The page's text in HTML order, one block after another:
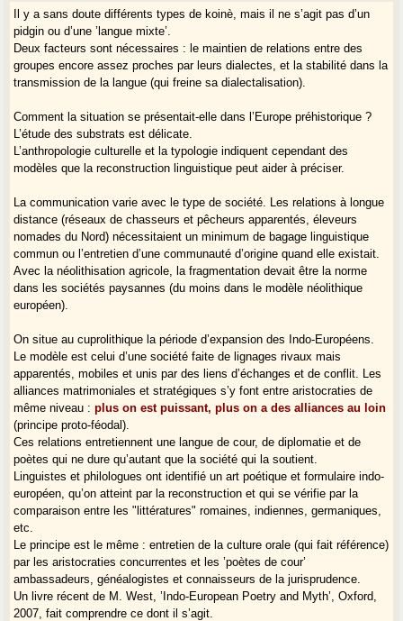
Il y a sans doute différents types de koinè, mais il ne s’agit pas d’un
pidgin ou d’une ’langue mixte’.
Deux facteurs sont nécessaires : le maintien de relations entre des
groupes encore assez proches par leurs dialectes, et la stabilité dans la
transmission de la langue (qui freine sa dialectalisation).
Comment la situation se présentait-elle dans l’Europe préhistorique ?
L’étude des substrats est délicate.
L’anthropologie culturelle et la typologie indiquent cependant des
modèles que la reconstruction linguistique peut aider à préciser.
La communication varie avec le type de société. Les relations à longue
distance (réseaux de chasseurs et pêcheurs apparentés, éleveurs
nomades du Nord) nécessitaient un minimum de bagage linguistique
commun ou l’entretien d’une communauté d’origine quand elle existait.
Avec la néolithisation agricole, la fragmentation devait être la norme
dans les sociétés paysannes (du moins dans le modèle néolithique
européen).
On situe au cuprolithique la période d’expansion des Indo-Européens.
Le modèle est celui d’une société faite de lignages rivaux mais
apparentés, mobiles et unis par des liens d’échanges et de conflit. Les
alliances matrimoniales et stratégiques s’y font entre aristocraties de
même niveau :plus on est puissant, plus on a des alliances au loin
(principe proto-féodal).
Ces relations entretiennent une langue de cour, de diplomatie et de
poètes qui ne dure qu’autant que la société qui la soutient.
Linguistes et philologues ont identifié un art poétique et formulaire indo-
européen, qu’on atteint par la reconstruction et qui se vérifie par la
comparaison entre les "littératures" romaines, indiennes, germaniques,
etc.
Le principe est le même : entretien de la culture orale (qui fait référence)
par les aristocraties concurrentes et les ’poètes de cour’
ambassadeurs, généalogistes et connaisseurs de la jurisprudence.
Un livre récent de M. West, ’Indo-European Poetry and Myth’, Oxford,
2007, fait comprendre ce dont il s’agit.